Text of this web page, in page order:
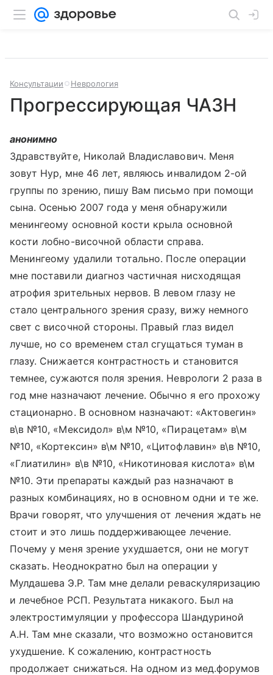
Консультации Неврология
Прогрессирующая ЧАЗН
анонимно
Здравствуйте, Николай Владиславович. Меня
зовут Нур, мне 46 лет, являюсь инвалидом 2-ой
группы по зрению, пишу Вам письмо при помощи
сына. Осенью 2007 года у меня обнаружили
менингеому основной кости крыла основной
кости лобно-височной области справа.
Менингеому удалили тотально. После операции
мне поставили диагноз частичная нисходящая
атрофия зрительных нервов. В левом глазу не
стало центрального зрения сразу, вижу немного
свет с височной стороны. Правый глаз видел
лучше, но со временем стал сгущаться туман в
глазу. Снижается контрастность и становится
темнее, сужаются поля зрения. Неврологи 2 раза в
год мне назначают лечение. Обычно я его прохожу
стационарно. В основном назначают: «Актовегин»
в\в №10, «Мексидол» в\м №10, «Пирацетам» в\м
№10, «Кортексин» в\м №10, «Цитофлавин» в\в №10,
«Глиатилин» в\в №10, «Никотиновая кислота» в\м
№10. Эти препараты каждый раз назначают в
разных комбинациях, но в основном одни и те же.
Врачи говорят, что улучшения от лечения ждать не
стоит и это лишь поддерживающее лечение.
Почему у меня зрение ухудшается, они не могут
сказать. Неоднократно был на операции у
Мулдашева Э.Р. Там мне делали реваскуляризацию
и лечебное РСП. Результата никакого. Был на
электростимуляции у профессора Шандуриной
А.Н. Там мне сказали, что возможно остановится
ухудшение. К сожалению, контрастность
продолжает снижаться. На одном из мед.форумов